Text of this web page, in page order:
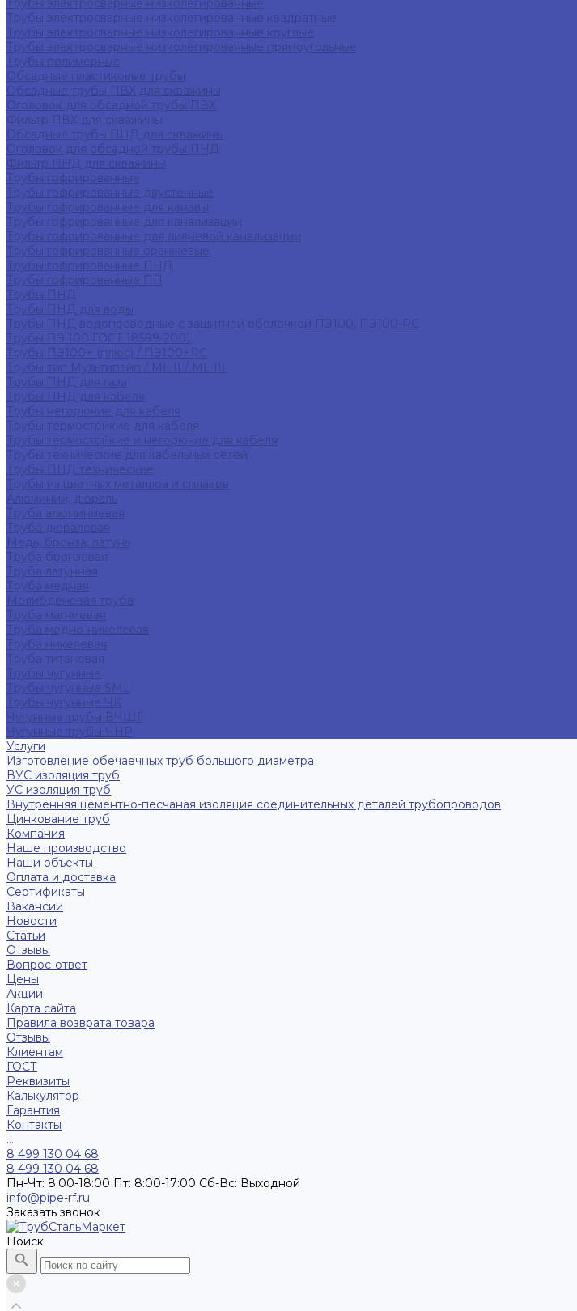
Трубы электросварные низколегированные
Трубы электросварные низколегированные квадратные
Трубы электросварные низколегированные круглые
Трубы электросварные низколегированные прямоугольные
Трубы полимерные
Обсадные пластиковые трубы
Обсадные трубы ПВХ для скважины
Оголовок для обсадной трубы ПВХ
Фильтр ПВХ для скважины
Обсадные трубы ПНД для скважины
Оголовок для обсадной трубы ПНД
Фильтр ПНД для скважины
Трубы гофрированные
Трубы гофрированные двустенные
Трубы гофрированные для канавы
Трубы гофрированные для канализации
Трубы гофрированные для ливневой канализации
Трубы гофрированные оранжевые
Трубы гофрированные ПНД
Трубы гофрированные ПП
Трубы ПНД
Трубы ПНД для воды
Трубы ПНД водопроводные с защитной оболочкой ПЭ100, ПЭ100-RC
Трубы ПЭ 100 ГОСТ 18599-2001
Трубы ПЭ100+ (плюс) / ПЭ100+RC
Трубы тип Мультипайп / ML II / ML III
Трубы ПНД для газа
Трубы ПНД для кабеля
Трубы негорючие для кабеля
Трубы термостойкие для кабеля
Трубы термостойкие и негорючие для кабеля
Трубы технические для кабельных сетей
Трубы ПНД технические
Трубы из цветных металлов и сплавов
Алюминий, дюраль
Труба алюминиевая
Труба дюралевая
Медь, бронза, латунь
Труба бронзовая
Труба латунная
Труба медная
Молибденовая труба
Труба магниевая
Труба медно-никелевая
Труба никелевая
Труба титановая
Трубы чугунные
Трубы чугунные SML
Трубы чугунные ЧК
Чугунные трубы ВЧШГ
Чугунные трубы ЧНР
Услуги
Изготовление обечаечных труб большого диаметра
ВУС изоляция труб
УС изоляция труб
Внутренняя цементно-песчаная изоляция соединительных деталей трубопроводов
Цинкование труб
Компания
Наше производство
Наши объекты
Оплата и доставка
Сертификаты
Вакансии
Новости
Статьи
Отзывы
Вопрос-ответ
Цены
Акции
Карта сайта
Правила возврата товара
Отзывы
Клиентам
ГОСТ
Реквизиты
Калькулятор
Гарантия
Контакты
...
8 499 130 04 68
8 499 130 04 68
Пн-Чт: 8:00-18:00 Пт: 8:00-17:00 Сб-Вс: Выходной
info@pipe-rf.ru
Заказать звонок
Поиск